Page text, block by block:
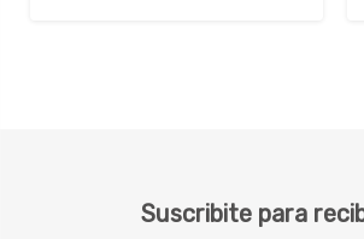
Suscribite para